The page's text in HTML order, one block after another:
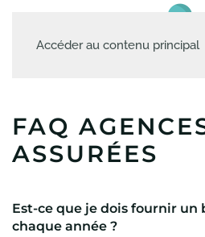
Accéder au contenu principal
FAQ
ASSURÉES
Est-ce que je dois fournir
chaque année ?